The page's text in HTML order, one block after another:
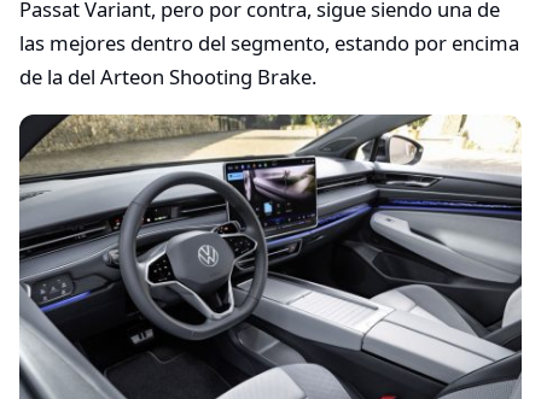
Passat Variant, pero por contra, sigue siendo una de
las mejores dentro del segmento, estando por encima
de la del Arteon Shooting Brake.